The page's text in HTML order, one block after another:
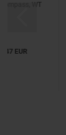
WT
EUR